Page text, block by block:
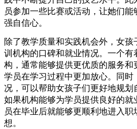
员参加一些比赛或活动，让她们
强自信心。
除了教学质量和实践机会外，女
训机构的口碑和就业情况。一个有
构，通常能够提供更优质的服务和
学员在学习过程中更加放心。同时
况，可以帮助女孩子们更好地规划
如果机构能够为学员提供良好的就
员在毕业后就能够更顺利地进入
想。